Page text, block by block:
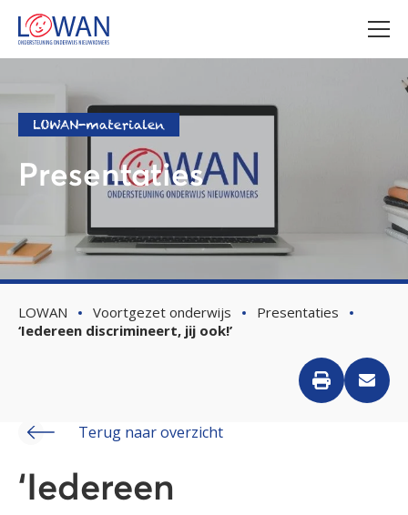
LOWAN-materialen
Presentaties
LOWAN Voortgezet onderwijs
Presentaties
‘Iedereen discrimineert, jij ook!’
Terug naar overzicht
‘Iedereen